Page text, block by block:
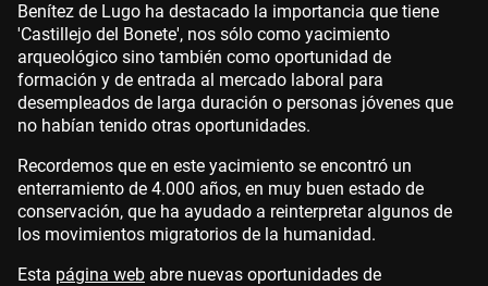
Benítez de Lugo ha destacado la importancia que tiene
'Castillejo del Bonete', nos sólo como yacimiento
arqueológico sino también como oportunidad de
formación y de entrada al mercado laboral para
desempleados de larga duración o personas jóvenes que
no habían tenido otras oportunidades.
Recordemos que en este yacimiento se encontró un
enterramiento de 4.000 años, en muy buen estado de
conservación, que ha ayudado a reinterpretar algunos de
los movimientos migratorios de la humanidad.
Esta página web abre nuevas oportunidades de